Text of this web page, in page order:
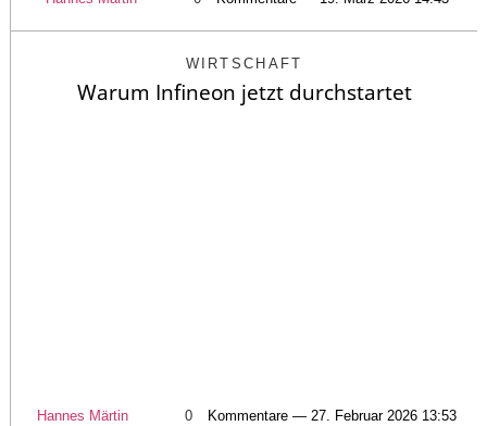
WIRTSCHAFT
Warum Infineon jetzt durchstartet
Hannes Märtin 0 Kommentare — 27. Februar 2026 13:53